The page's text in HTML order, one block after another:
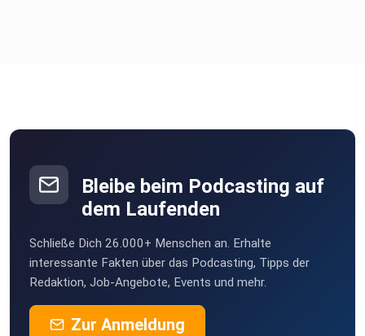
Bleibe beim Podcasting auf
dem Laufenden
Schließe Dich 26.000+ Menschen an. Erhalte
interessante Fakten über das Podcasting, Tipps der
Redaktion, Job-Angebote, Events und mehr.
Zur Anmeldung